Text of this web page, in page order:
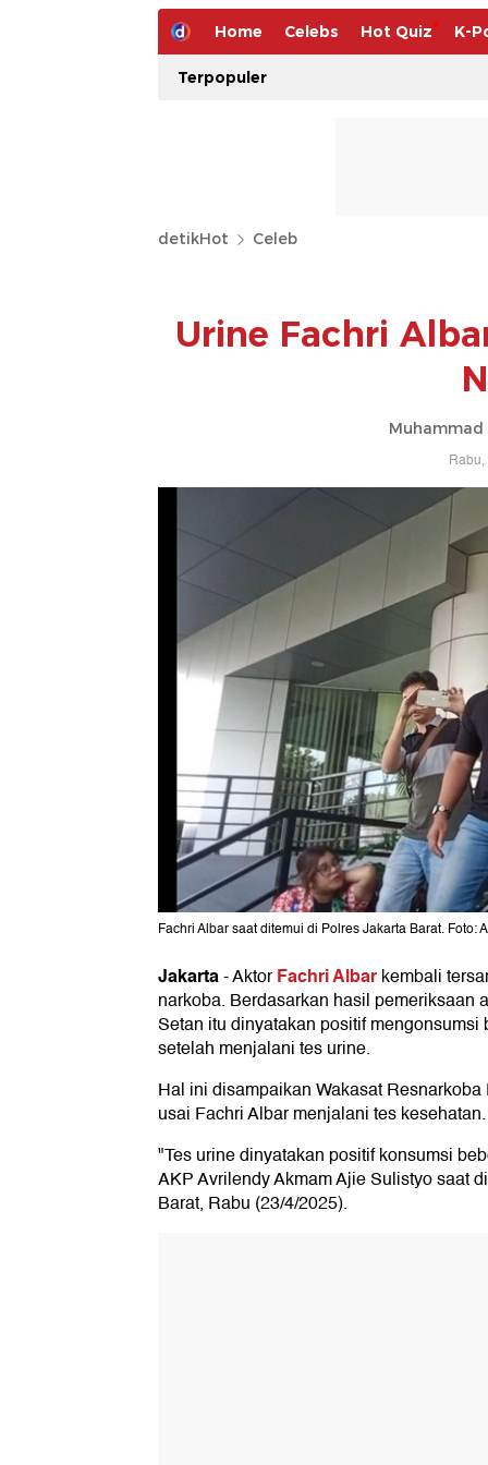
Home Celebs Hot Quiz K-
Terpopuler
detikHot Celeb
Urine Fachri
Muhammad
Fachri Albar saat ditemui di Polres Jakarta Barat. Foto:
Jakarta-AktorFachri Albarkembali
narkoba. Berdasarkan hasil pemeriksaan
Setan itu dinyatakan positif
setelah menjalani tes urine.
Hal ini disampaikan Wakasat
usai Fachri Albar menjalani tes kesehatan.
"Tes urine dinyatakan positif konsumsi
AKP Avrilendy Akmam Ajie Sulistyo saat
Barat, Rabu (23/4/2025).